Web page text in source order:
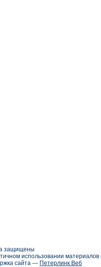
защищены
использовании
сайта — Петерлинк Веб